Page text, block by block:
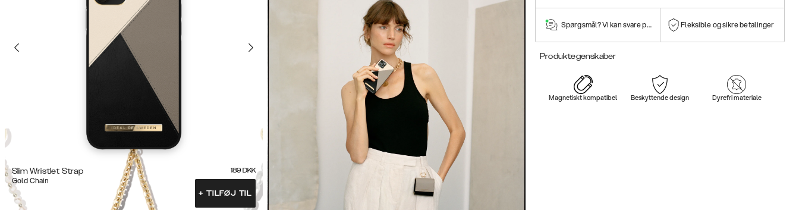
Slim Wristlet Strap
Gold Chain
189 DKK
+ TILFØJ TIL
Spørgsmål? Vi kan svare på dem! Fleksible og sikre betalinger
Produktegenskaber
Magnetiskt kompatibel Beskyttende design Dyrefri materiale